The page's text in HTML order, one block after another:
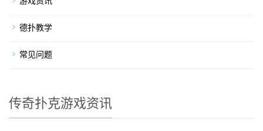
德扑教学
常见问题
传奇扑克游戏资讯